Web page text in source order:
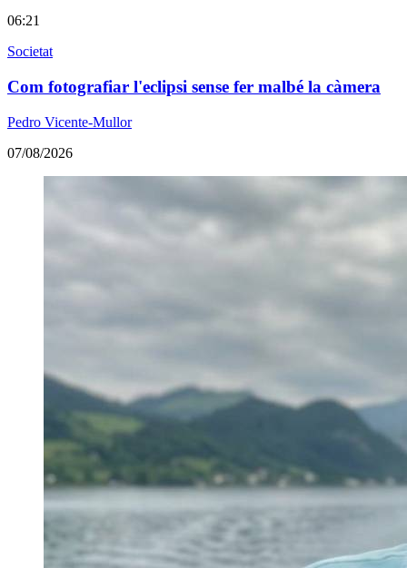
06:21
Societat
Com fotografiar l'eclipsi sense fer malbé la càmera
Pedro Vicente-Mullor
07/08/2026